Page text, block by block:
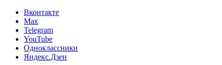
Вконтакте
Max
Telegram
YouTube
Одноклассники
Яндекс.Дзен